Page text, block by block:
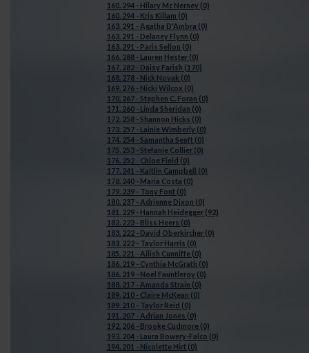
160. 294 - Hilary Mc Nerney (0)
160. 294 - Kris Killam (0)
163. 291 - Agatha D'Ambra (0)
163. 291 - Delaney Flynn (0)
163. 291 - Paris Sellon (0)
166. 288 - Lauren Hester (0)
167. 282 - Daisy Farish (170)
168. 278 - Nick Novak (0)
169. 276 - Nicki Wilcox (0)
170. 267 - Stephen C. Foran (0)
171. 260 - Linda Sheridan (0)
172. 258 - Shannon Hicks (0)
173. 257 - Lainie Wimberly (0)
174. 254 - Samantha Senft (0)
175. 253 - Stefanie Collier (0)
176. 252 - Chloe Field (0)
177. 241 - Kaitlin Campbell (0)
178. 240 - Maria Costa (0)
179. 239 - Tony Font (0)
180. 237 - Adrienne Dixon (0)
181. 229 - Hannah Heidegger (92)
182. 223 - Bliss Heers (0)
183. 222 - David Oberkircher (0)
183. 222 - Taylor Harris (0)
185. 221 - Ailish Cunniffe (0)
186. 219 - Cynthia McGrath (0)
186. 219 - Noel Fauntleroy (0)
188. 217 - Amanda Strain (0)
189. 210 - Claire McKean (0)
189. 210 - Taylor Reid (0)
191. 207 - Adrian Jones (0)
192. 206 - Brooke Cudmore (0)
193. 204 - Laura Bowery-Falco (0)
194. 201 - Nicolette Hirt (0)